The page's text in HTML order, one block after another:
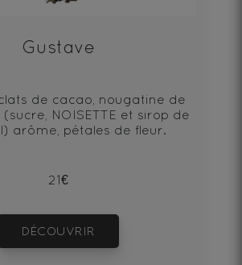
Gustave
de cacao, nougatine de
(sucre, NOISETTE et sirop de
arôme, pétales de fleur.
21€
DÉCOUVRIR